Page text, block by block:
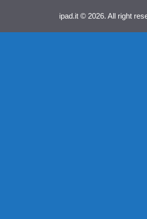
ipad.it © 2026. All right